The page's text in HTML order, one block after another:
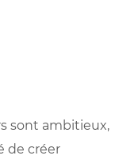
sont ambitieux,
de créer